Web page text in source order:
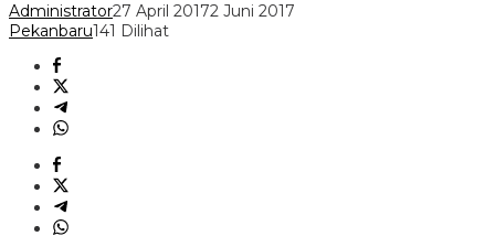
Administrator27 April 20172 Juni 2017
Pekanbaru141 Dilihat